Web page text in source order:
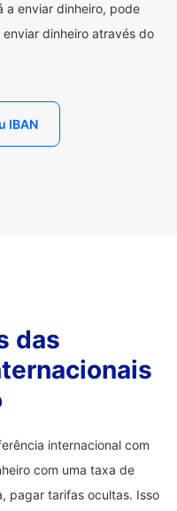
a enviar dinheiro, pode
dinheiro através do
IBAN
das
internacional com
com uma taxa de
pagar tarifas ocultas. Isso